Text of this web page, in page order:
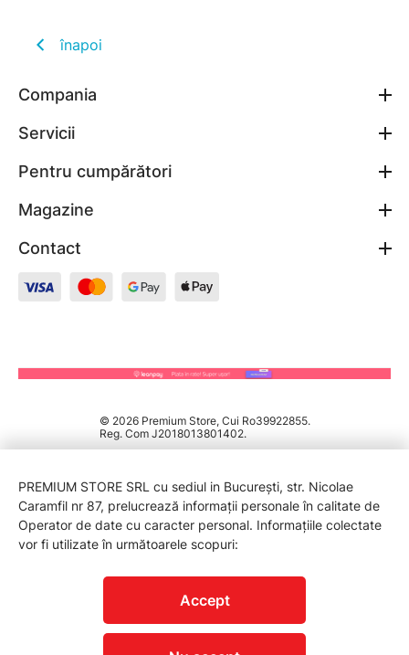
înapoi
Compania
Servicii
Pentru cumpărători
Magazine
Contact
© 2026 Premium Store, Cui Ro39922855.
Reg. Com J2018013801402.
PREMIUM STORE SRL cu sediul in București, str. Nicolae
Caramfil nr 87, prelucrează informații personale în calitate de
Operator de date cu caracter personal. Informațiile colectate
vor fi utilizate în următoarele scopuri:
Accept